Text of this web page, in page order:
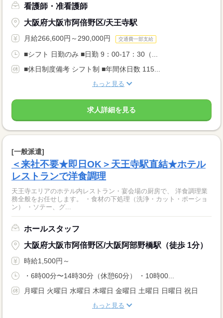
看護師・准看護師
大阪府大阪市阿倍野区/天王寺駅
月給266,600円～290,000円 交通費一部支給
■シフト 日勤のみ ■日勤 9：00-17：30（...
■休日制度備考 シフト制 ■年間休日数 115...
もっと見る
求人詳細を見る
[一般派遣]
＜来社不要★即日OK＞天王寺駅直結★ホテル
レストランで洋食調理
天王寺エリアのホテル内レストラン・宴会場の厨房で、 洋食調理業
務全般をお任せします。 ・食材の下処理（洗浄・カット・ポーショ
ン） ・ソテー、グ...
ホールスタッフ
大阪府大阪市阿倍野区/大阪阿部野橋駅（徒歩 1分）
時給1,500円～
・6時00分〜14時30分（休憩60分） ・10時00...
月曜日 火曜日 水曜日 木曜日 金曜日 土曜日 日曜日 祝日
もっと見る